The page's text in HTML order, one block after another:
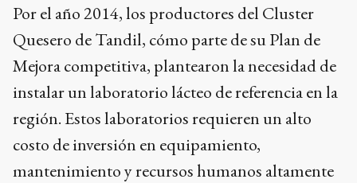
Por el año 2014, los productores del Cluster
Quesero de Tandil, cómo parte de su Plan de
Mejora competitiva, plantearon la necesidad de
instalar un laboratorio lácteo de referencia en la
región. Estos laboratorios requieren un alto
costo de inversión en equipamiento,
mantenimiento y recursos humanos altamente